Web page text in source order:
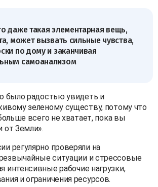
даже такая элементарная вещь,
может вызвать сильные чувства,
по дому и заканчивая
самоанализом
было радостью увидеть и
зеленому существу, потому что
всего не хватает, пока вы
от Земли».
регулярно проверяли на
ситуации и стрессовые
интенсивные рабочие нагрузки,
и ограничения ресурсов.